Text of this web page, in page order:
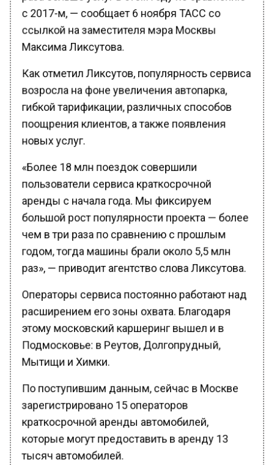
с 2017-м, — сообщает 6 ноября ТАСС со
ссылкой на заместителя мэра Москвы
Максима Ликсутова.
Как отметил Ликсутов, популярность сервиса
возросла на фоне увеличения автопарка,
гибкой тарификации, различных способов
поощрения клиентов, а также появления
новых услуг.
«Более 18 млн поездок совершили
пользователи сервиса краткосрочной
аренды с начала года. Мы фиксируем
большой рост популярности проекта — более
чем в три раза по сравнению с прошлым
годом, тогда машины брали около 5,5 млн
раз», — приводит агентство слова Ликсутова.
Операторы сервиса постоянно работают над
расширением его зоны охвата. Благодаря
этому московский каршеринг вышел и в
Подмосковье: в Реутов, Долгопрудный,
Мытищи и Химки.
По поступившим данным, сейчас в Москве
зарегистрировано 15 операторов
краткосрочной аренды автомобилей,
которые могут предоставить в аренду 13
тысяч автомобилей.